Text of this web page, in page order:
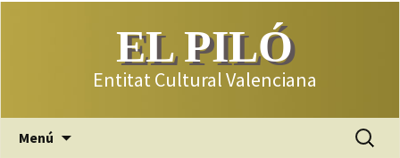
EL PILÓ
Entitat Cultural Valenciana
Menú Buscar: